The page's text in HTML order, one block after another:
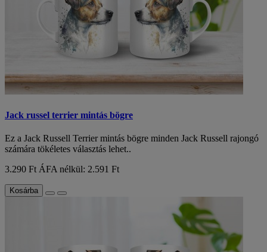
Jack russel terrier mintás bögre
Ez a Jack Russell Terrier mintás bögre minden Jack Russell rajongó
számára tökéletes választás lehet..
3.290 Ft ÁFA nélkül: 2.591 Ft
Kosárba